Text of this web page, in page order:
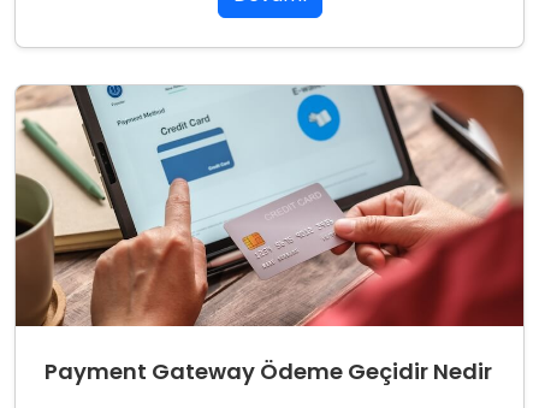
Payment Gateway Ödeme Geçidir Nedir